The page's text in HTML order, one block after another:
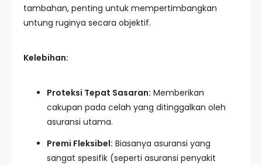
tambahan, penting untuk mempertimbangkan
untung ruginya secara objektif.
Kelebihan:
Proteksi Tepat Sasaran: Memberikan
cakupan pada celah yang ditinggalkan oleh
asuransi utama.
Premi Fleksibel: Biasanya asuransi yang
sangat spesifik (seperti asuransi penyakit